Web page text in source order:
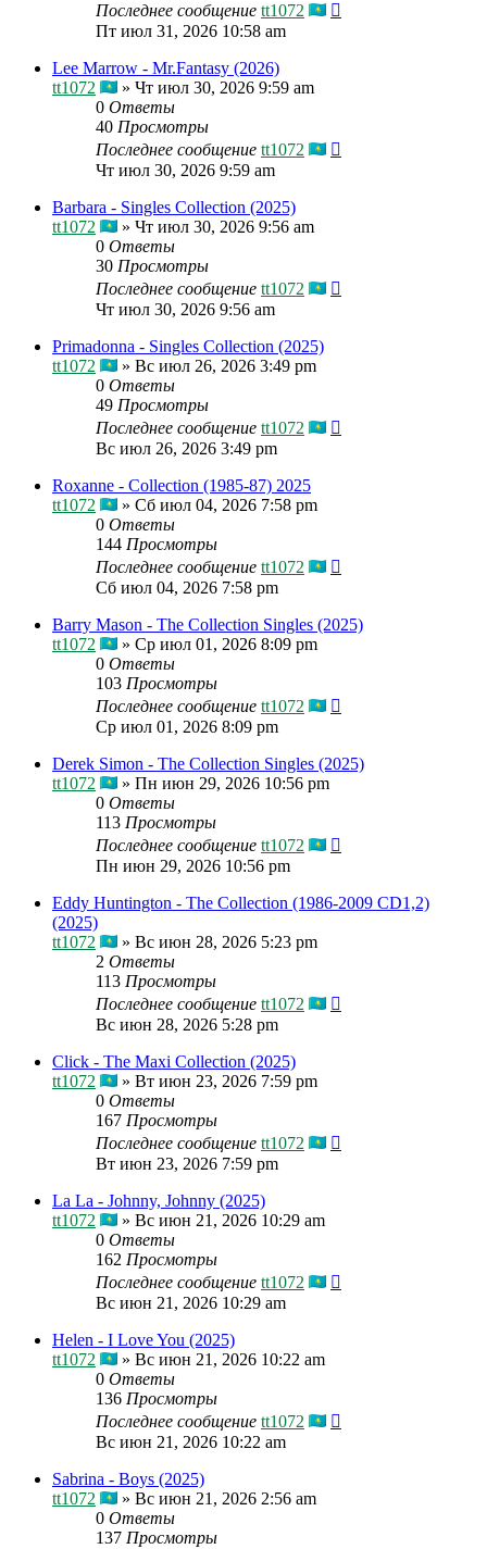
Последнее сообщение tt1072
Пт июл 31, 2026 10:58 am
Lee Marrow - Mr.Fantasy (2026)
tt1072
» Чт июл 30, 2026 9:59 am
0 Ответы
40 Просмотры
Последнее сообщение tt1072
Чт июл 30, 2026 9:59 am
Barbara - Singles Collection (2025)
tt1072
» Чт июл 30, 2026 9:56 am
0 Ответы
30 Просмотры
Последнее сообщение tt1072
Чт июл 30, 2026 9:56 am
Primadonna - Singles Collection (2025)
tt1072
» Вс июл 26, 2026 3:49 pm
0 Ответы
49 Просмотры
Последнее сообщение tt1072
Вс июл 26, 2026 3:49 pm
Roxanne - Collection (1985-87) 2025
tt1072
» Сб июл 04, 2026 7:58 pm
0 Ответы
144 Просмотры
Последнее сообщение tt1072
Сб июл 04, 2026 7:58 pm
Barry Mason - The Collection Singles (2025)
tt1072
» Ср июл 01, 2026 8:09 pm
0 Ответы
103 Просмотры
Последнее сообщение tt1072
Ср июл 01, 2026 8:09 pm
Derek Simon - The Collection Singles (2025)
tt1072
» Пн июн 29, 2026 10:56 pm
0 Ответы
113 Просмотры
Последнее сообщение tt1072
Пн июн 29, 2026 10:56 pm
Eddy Huntington - The Collection (1986-2009 CD1,2)
(2025)
tt1072
» Вс июн 28, 2026 5:23 pm
2 Ответы
113 Просмотры
Последнее сообщение tt1072
Вс июн 28, 2026 5:28 pm
Click - The Maxi Collection (2025)
tt1072
» Вт июн 23, 2026 7:59 pm
0 Ответы
167 Просмотры
Последнее сообщение tt1072
Вт июн 23, 2026 7:59 pm
La La - Johnny, Johnny (2025)
tt1072
» Вс июн 21, 2026 10:29 am
0 Ответы
162 Просмотры
Последнее сообщение tt1072
Вс июн 21, 2026 10:29 am
Helen - I Love You (2025)
tt1072
» Вс июн 21, 2026 10:22 am
0 Ответы
136 Просмотры
Последнее сообщение tt1072
Вс июн 21, 2026 10:22 am
Sabrina - Boys (2025)
tt1072
» Вс июн 21, 2026 2:56 am
0 Ответы
137 Просмотры